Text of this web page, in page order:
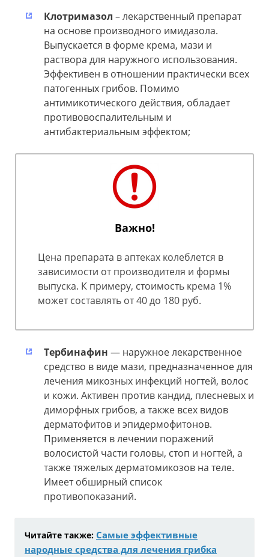
Клотримазол – лекарственный препарат
на основе производного имидазола.
Выпускается в форме крема, мази и
раствора для наружного использования.
Эффективен в отношении практически всех
патогенных грибов. Помимо
антимикотического действия, обладает
противовоспалительным и
антибактериальным эффектом;
Важно!
Цена препарата в аптеках колеблется в
зависимости от производителя и формы
выпуска. К примеру, стоимость крема 1%
может составлять от 40 до 180 руб.
Тербинафин — наружное лекарственное
средство в виде мази, предназначенное для
лечения микозных инфекций ногтей, волос
и кожи. Активен против кандид, плесневых и
диморфных грибов, а также всех видов
дерматофитов и эпидермофитонов.
Применяется в лечении поражений
волосистой части головы, стоп и ногтей, а
также тяжелых дерматомикозов на теле.
Имеет обширный список
противопоказаний.
Читайте также: Самые эффективные
народные средства для лечения грибка